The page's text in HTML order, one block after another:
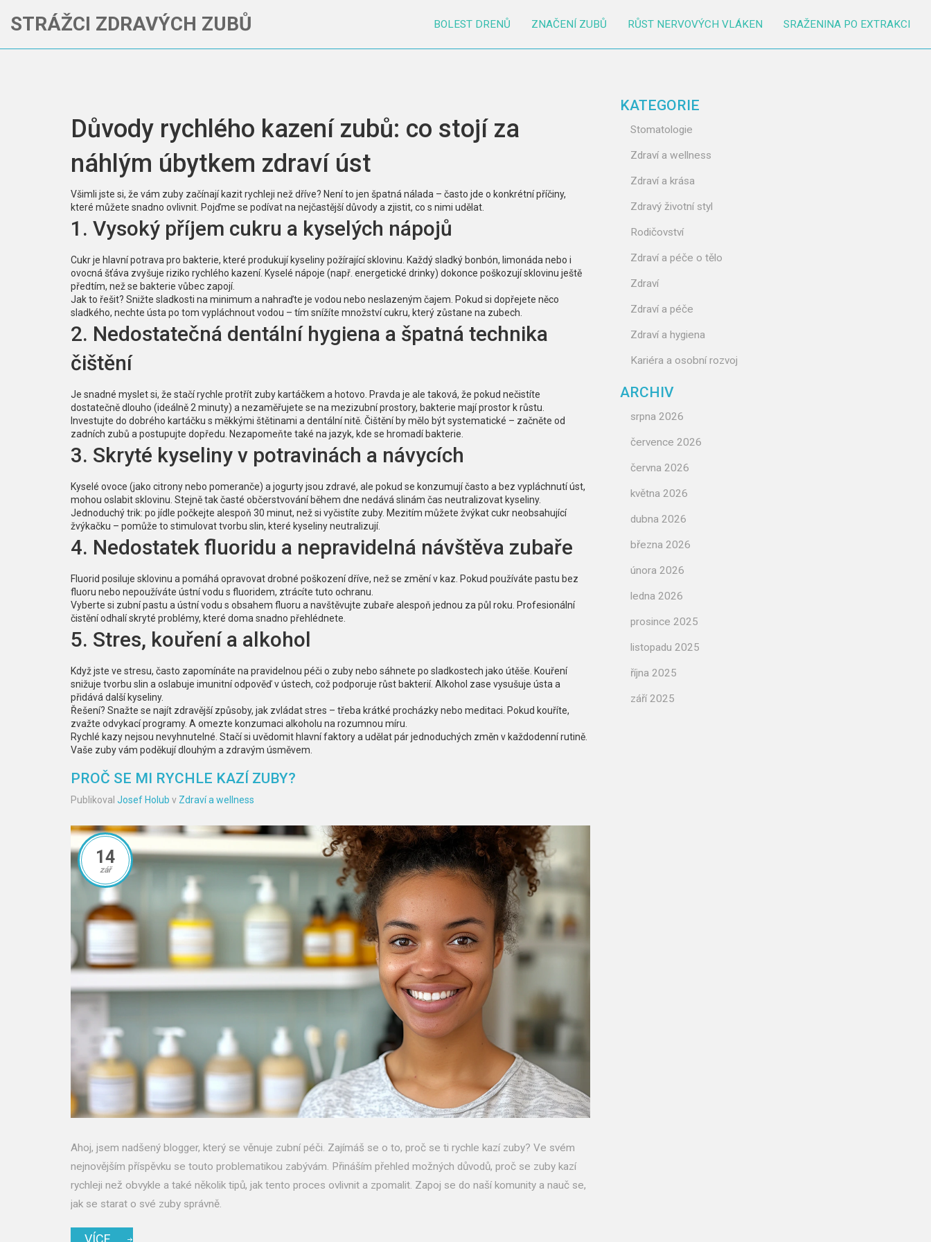
STRÁŽCI ZDRAVÝCH ZUBŮ BOLEST DRENŮ ZNAČENÍ ZUBŮ RŮST NERVOVÝCH VLÁKEN SRAŽENINA PO EXTRAKCI
Důvody rychlého kazení zubů: co stojí za
náhlým úbytkem zdraví úst
Všimli jste si, že vám zuby začínají kazit rychleji než dříve? Není to jen špatná nálada – často jde o konkrétní příčiny,
které můžete snadno ovlivnit. Pojďme se podívat na nejčastější důvody a zjistit, co s nimi udělat.
1. Vysoký příjem cukru a kyselých nápojů
Cukr je hlavní potrava pro bakterie, které produkují kyseliny požírající sklovinu. Každý sladký bonbón, limonáda nebo i
ovocná šťáva zvyšuje riziko rychlého kazení. Kyselé nápoje (např. energetické drinky) dokonce poškozují sklovinu ještě
předtím, než se bakterie vůbec zapojí.
Jak to řešit? Snižte sladkosti na minimum a nahraďte je vodou nebo neslazeným čajem. Pokud si dopřejete něco
sladkého, nechte ústa po tom vypláchnout vodou – tím snížíte množství cukru, který zůstane na zubech.
2. Nedostatečná dentální hygiena a špatná technika
čištění
Je snadné myslet si, že stačí rychle protřít zuby kartáčkem a hotovo. Pravda je ale taková, že pokud nečistíte
dostatečně dlouho (ideálně 2 minuty) a nezaměřujete se na mezizubní prostory, bakterie mají prostor k růstu.
Investujte do dobrého kartáčku s měkkými štětinami a dentální nitě. Čištění by mělo být systematické – začněte od
zadních zubů a postupujte dopředu. Nezapomeňte také na jazyk, kde se hromadí bakterie.
3. Skryté kyseliny v potravinách a návycích
Kyselé ovoce (jako citrony nebo pomeranče) a jogurty jsou zdravé, ale pokud se konzumují často a bez vypláchnutí úst,
mohou oslabit sklovinu. Stejně tak časté občerstvování během dne nedává slinám čas neutralizovat kyseliny.
Jednoduchý trik: po jídle počkejte alespoň 30 minut, než si vyčistíte zuby. Mezitím můžete žvýkat cukr neobsahující
žvýkačku – pomůže to stimulovat tvorbu slin, které kyseliny neutralizují.
4. Nedostatek fluoridu a nepravidelná návštěva zubaře
Fluorid posiluje sklovinu a pomáhá opravovat drobné poškození dříve, než se změní v kaz. Pokud používáte pastu bez
fluoru nebo nepoužíváte ústní vodu s fluoridem, ztrácíte tuto ochranu.
Vyberte si zubní pastu a ústní vodu s obsahem fluoru a navštěvujte zubaře alespoň jednou za půl roku. Profesionální
čistění odhalí skryté problémy, které doma snadno přehlédnete.
5. Stres, kouření a alkohol
Když jste ve stresu, často zapomínáte na pravidelnou péči o zuby nebo sáhnete po sladkostech jako útěše. Kouření
snižuje tvorbu slin a oslabuje imunitní odpověď v ústech, což podporuje růst bakterií. Alkohol zase vysušuje ústa a
přidává další kyseliny.
Řešení? Snažte se najít zdravější způsoby, jak zvládat stres – třeba krátké procházky nebo meditaci. Pokud kouříte,
zvažte odvykací programy. A omezte konzumaci alkoholu na rozumnou míru.
Rychlé kazy nejsou nevyhnutelné. Stačí si uvědomit hlavní faktory a udělat pár jednoduchých změn v každodenní rutině.
Vaše zuby vám poděkují dlouhým a zdravým úsměvem.
PROČ SE MI RYCHLE KAZÍ ZUBY?
Publikoval Josef Holub v Zdraví a wellness
14
zář
Ahoj, jsem nadšený blogger, který se věnuje zubní péči. Zajímáš se o to, proč se ti rychle kazí zuby? Ve svém
nejnovějším příspěvku se touto problematikou zabývám. Přináším přehled možných důvodů, proč se zuby kazí
rychleji než obvykle a také několik tipů, jak tento proces ovlivnit a zpomalit. Zapoj se do naší komunity a nauč se,
jak se starat o své zuby správně.
VÍCE
KATEGORIE
Stomatologie
Zdraví a wellness
Zdraví a krása
Zdravý životní styl
Rodičovství
Zdraví a péče o tělo
Zdraví
Zdraví a péče
Zdraví a hygiena
Kariéra a osobní rozvoj
ARCHIV
srpna 2026
července 2026
června 2026
května 2026
dubna 2026
března 2026
února 2026
ledna 2026
prosince 2025
listopadu 2025
října 2025
září 2025